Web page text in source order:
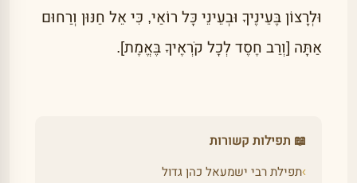
וּלְרָצוֹן בֶּעֵינֶיךָ וּבְעֵינֵי כָּל רוֹאַי, כִּי אֵל חַנּוּן וְרַחוּם
אַתָּה [וְרַב חֶסֶד לְכָל קֹרְאֶיךָ בֶּאֱמֶת].
📖 תפילות קשורות
›תפילת רבי ישמעאל כהן גדול